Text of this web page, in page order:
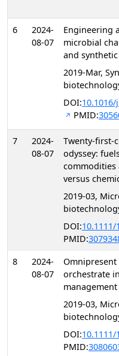
6
2024-
08-07
Engineering
microbial
and
2019-Mar,
DOI:10.1016/
PMID:
7
2024-
08-07
Twenty-first-
odyssey:
commodities
versus
2019-03,
DOI:10.1111/
PMID:
8
2024-
08-07
orchestrate
2019-03,
DOI:10.1111/
PMID: